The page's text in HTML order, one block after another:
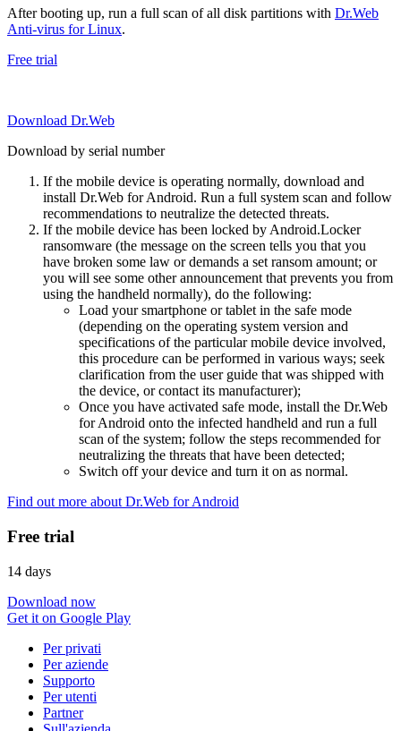
After booting up, run a full scan of all disk partitions with Dr.Web
Anti-virus for Linux.
Free trial
Download Dr.Web
Download by serial number
If the mobile device is operating normally, download and
install Dr.Web for Android. Run a full system scan and follow
recommendations to neutralize the detected threats.
If the mobile device has been locked by Android.Locker
ransomware (the message on the screen tells you that you
have broken some law or demands a set ransom amount; or
you will see some other announcement that prevents you from
using the handheld normally), do the following:
Load your smartphone or tablet in the safe mode
(depending on the operating system version and
specifications of the particular mobile device involved,
this procedure can be performed in various ways; seek
clarification from the user guide that was shipped with
the device, or contact its manufacturer);
Once you have activated safe mode, install the Dr.Web
for Android onto the infected handheld and run a full
scan of the system; follow the steps recommended for
neutralizing the threats that have been detected;
Switch off your device and turn it on as normal.
Find out more about Dr.Web for Android
Free trial
14 days
Download now
Get it on Google Play
Per privati
Per aziende
Supporto
Per utenti
Partner